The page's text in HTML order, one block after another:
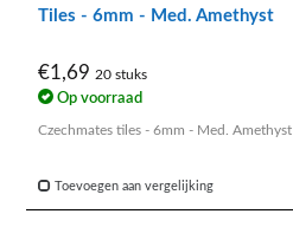
Tiles - 6mm - Med. Amethyst
€1,69 20 stuks
Op voorraad
Czechmates tiles - 6mm - Med. Amethyst
Toevoegen aan vergelijking